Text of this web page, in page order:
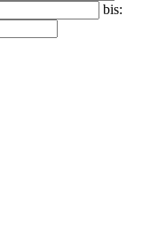
bis: